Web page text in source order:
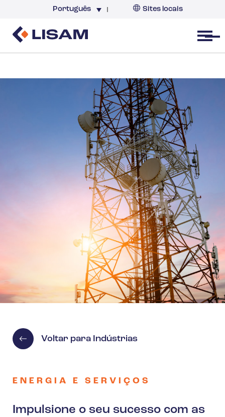
Português Sites locais
Open menu
Voltar para Indústrias
ENERGIA E SERVIÇOS
Impulsione o seu sucesso com as